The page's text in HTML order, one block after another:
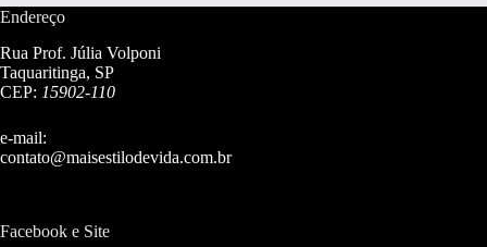
Endereço
Rua Prof. Júlia Volponi
Taquaritinga, SP
CEP: 15902-110
e-mail:
contato@maisestilodevida.com.br
Facebook e Site